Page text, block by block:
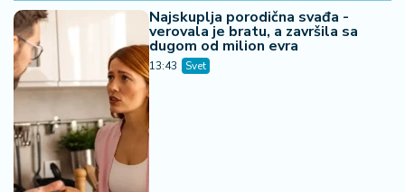
Najskuplja porodična svađa -
verovala je bratu, a završila sa
dugom od milion evra
13:43 Svet